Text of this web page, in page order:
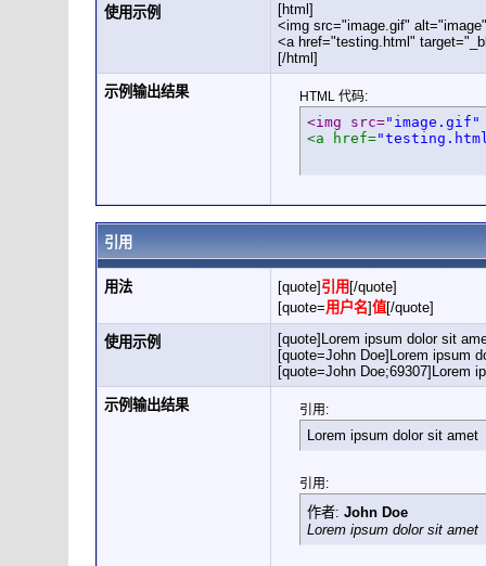
使用示例
[html]
<img src="image.gif"
<a href="testing.html"
[/html]
示例输出结果 HTML 代码:
<img src="image.gif"
<a href=
引用
用法 [quote] 引用 [/quote]
[quote=用户名]值[/quote]
使用示例
[quote]Lorem ipsum dolor sit
[quote=John Doe]Lorem ipsum
[quote=John Doe;69307]Lorem
示例输出结果 引用:
Lorem ipsum dolor sit amet
引用:
作者: John Doe
Lorem ipsum dolor sit amet